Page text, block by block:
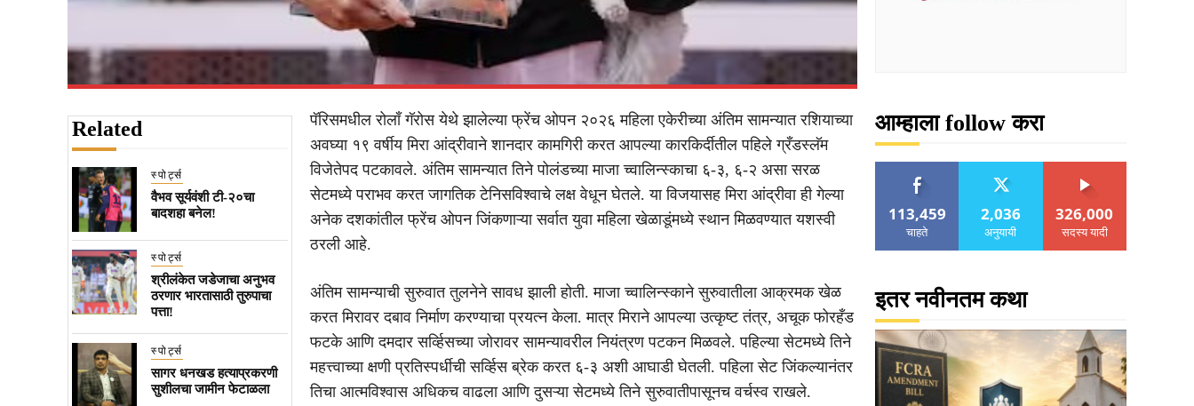
Related
स्पोर्ट्स
वैभव सूर्यवंशी टी-२०चा
बादशहा बनेल!
स्पोर्ट्स
श्रीलंकेत जडेजाचा अनुभव
ठरणार भारतासाठी तुरुपाचा
पत्ता!
स्पोर्ट्स
सागर धनखड हत्याप्रकरणी
सुशीलचा जामीन फेटाळला
पॅरिसमधील रोलाँ गॅरोस येथे झालेल्या फ्रेंच ओपन २०२६ महिला एकेरीच्या अंतिम सामन्यात रशियाच्या
अवघ्या १९ वर्षीय मिरा आंद्रीवाने शानदार कामगिरी करत आपल्या कारकिर्दीतील पहिले ग्रँडस्लॅम
विजेतेपद पटकावले. अंतिम सामन्यात तिने पोलंडच्या माजा च्वालिन्स्काचा ६-३, ६-२ असा सरळ
सेटमध्ये पराभव करत जागतिक टेनिसविश्वाचे लक्ष वेधून घेतले. या विजयासह मिरा आंद्रीवा ही गेल्या
अनेक दशकांतील फ्रेंच ओपन जिंकणाऱ्या सर्वात युवा महिला खेळाडूंमध्ये स्थान मिळवण्यात यशस्वी
ठरली आहे.
अंतिम सामन्याची सुरुवात तुलनेने सावध झाली होती. माजा च्वालिन्स्काने सुरुवातीला आक्रमक खेळ
करत मिरावर दबाव निर्माण करण्याचा प्रयत्न केला. मात्र मिराने आपल्या उत्कृष्ट तंत्र, अचूक फोरहँड
फटके आणि दमदार सर्व्हिसच्या जोरावर सामन्यावरील नियंत्रण पटकन मिळवले. पहिल्या सेटमध्ये तिने
महत्त्वाच्या क्षणी प्रतिस्पर्धीची सर्व्हिस ब्रेक करत ६-३ अशी आघाडी घेतली. पहिला सेट जिंकल्यानंतर
तिचा आत्मविश्वास अधिकच वाढला आणि दुसऱ्या सेटमध्ये तिने सुरुवातीपासूनच वर्चस्व राखले.
आम्हाला follow करा
113,459
चाहते
2,036
अनुयायी
326,000
सदस्य यादी
इतर नवीनतम कथा